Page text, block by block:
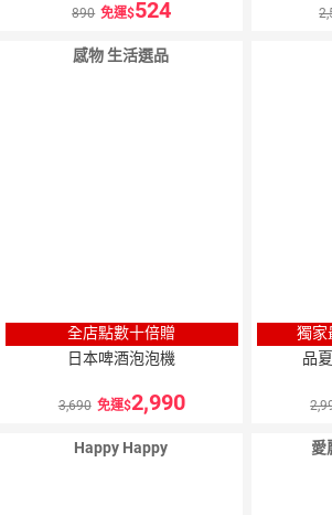
890 免運 524
感物 生活選品
全店點數十倍贈
日本啤酒泡泡機
3,690 免運 2,990
獨
品
Happy Happy 愛